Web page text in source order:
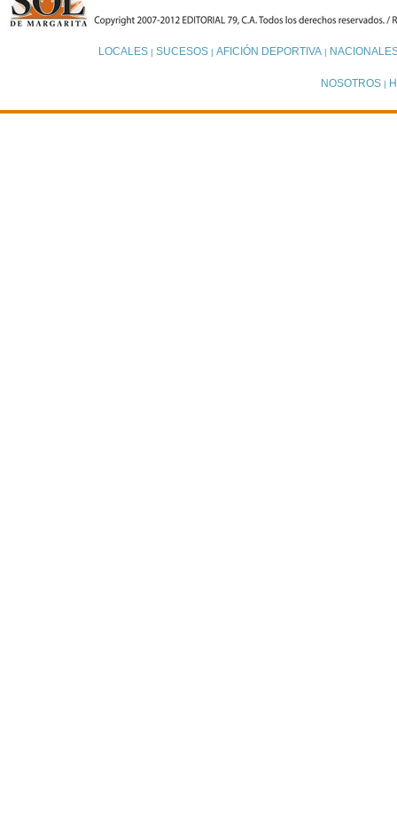
LOCALES| SUCESOS| AFICIÓN DEPORTIVA|
NOSOTROS |